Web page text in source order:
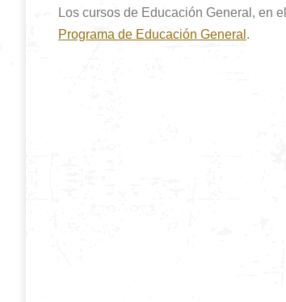
Los cursos de Educación General, en
Programa de Educación General .